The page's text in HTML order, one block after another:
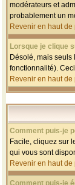
modérateurs et
probablement un
Revenir en haut de
Lorsque je clique
Désolé, mais
fonctionnalité).
Revenir en haut de
Comment puis-je
Facile, cliquez sur
qui vous sont
Revenir en haut de
Comment puis-je